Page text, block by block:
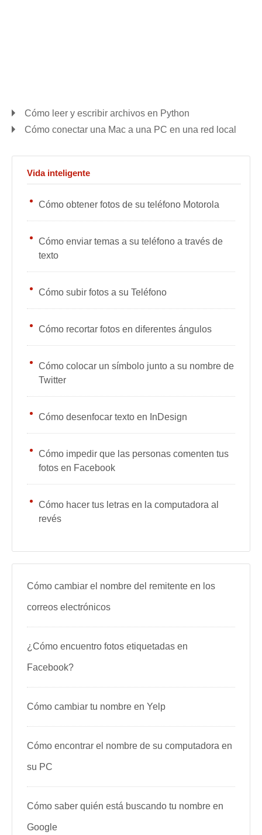
Cómo leer y escribir archivos en Python
Cómo conectar una Mac a una PC en una red local
Vida inteligente
Cómo obtener fotos de su teléfono Motorola
Cómo enviar temas a su teléfono a través de
texto
Cómo subir fotos a su Teléfono
Cómo recortar fotos en diferentes ángulos
Cómo colocar un símbolo junto a su nombre de
Twitter
Cómo desenfocar texto en InDesign
Cómo impedir que las personas comenten tus
fotos en Facebook
Cómo hacer tus letras en la computadora al
revés
Cómo cambiar el nombre del remitente en los
correos electrónicos
¿Cómo encuentro fotos etiquetadas en
Facebook?
Cómo cambiar tu nombre en Yelp
Cómo encontrar el nombre de su computadora en
su PC
Cómo saber quién está buscando tu nombre en
Google